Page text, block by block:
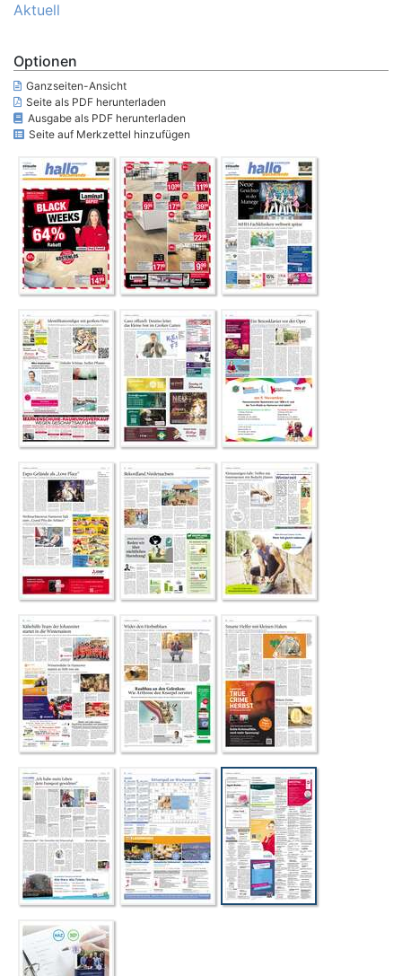
Aktuell
Optionen
Ganzseiten-Ansicht
Seite als PDF herunterladen
Ausgabe als PDF herunterladen
Seite auf Merkzettel hinzufügen